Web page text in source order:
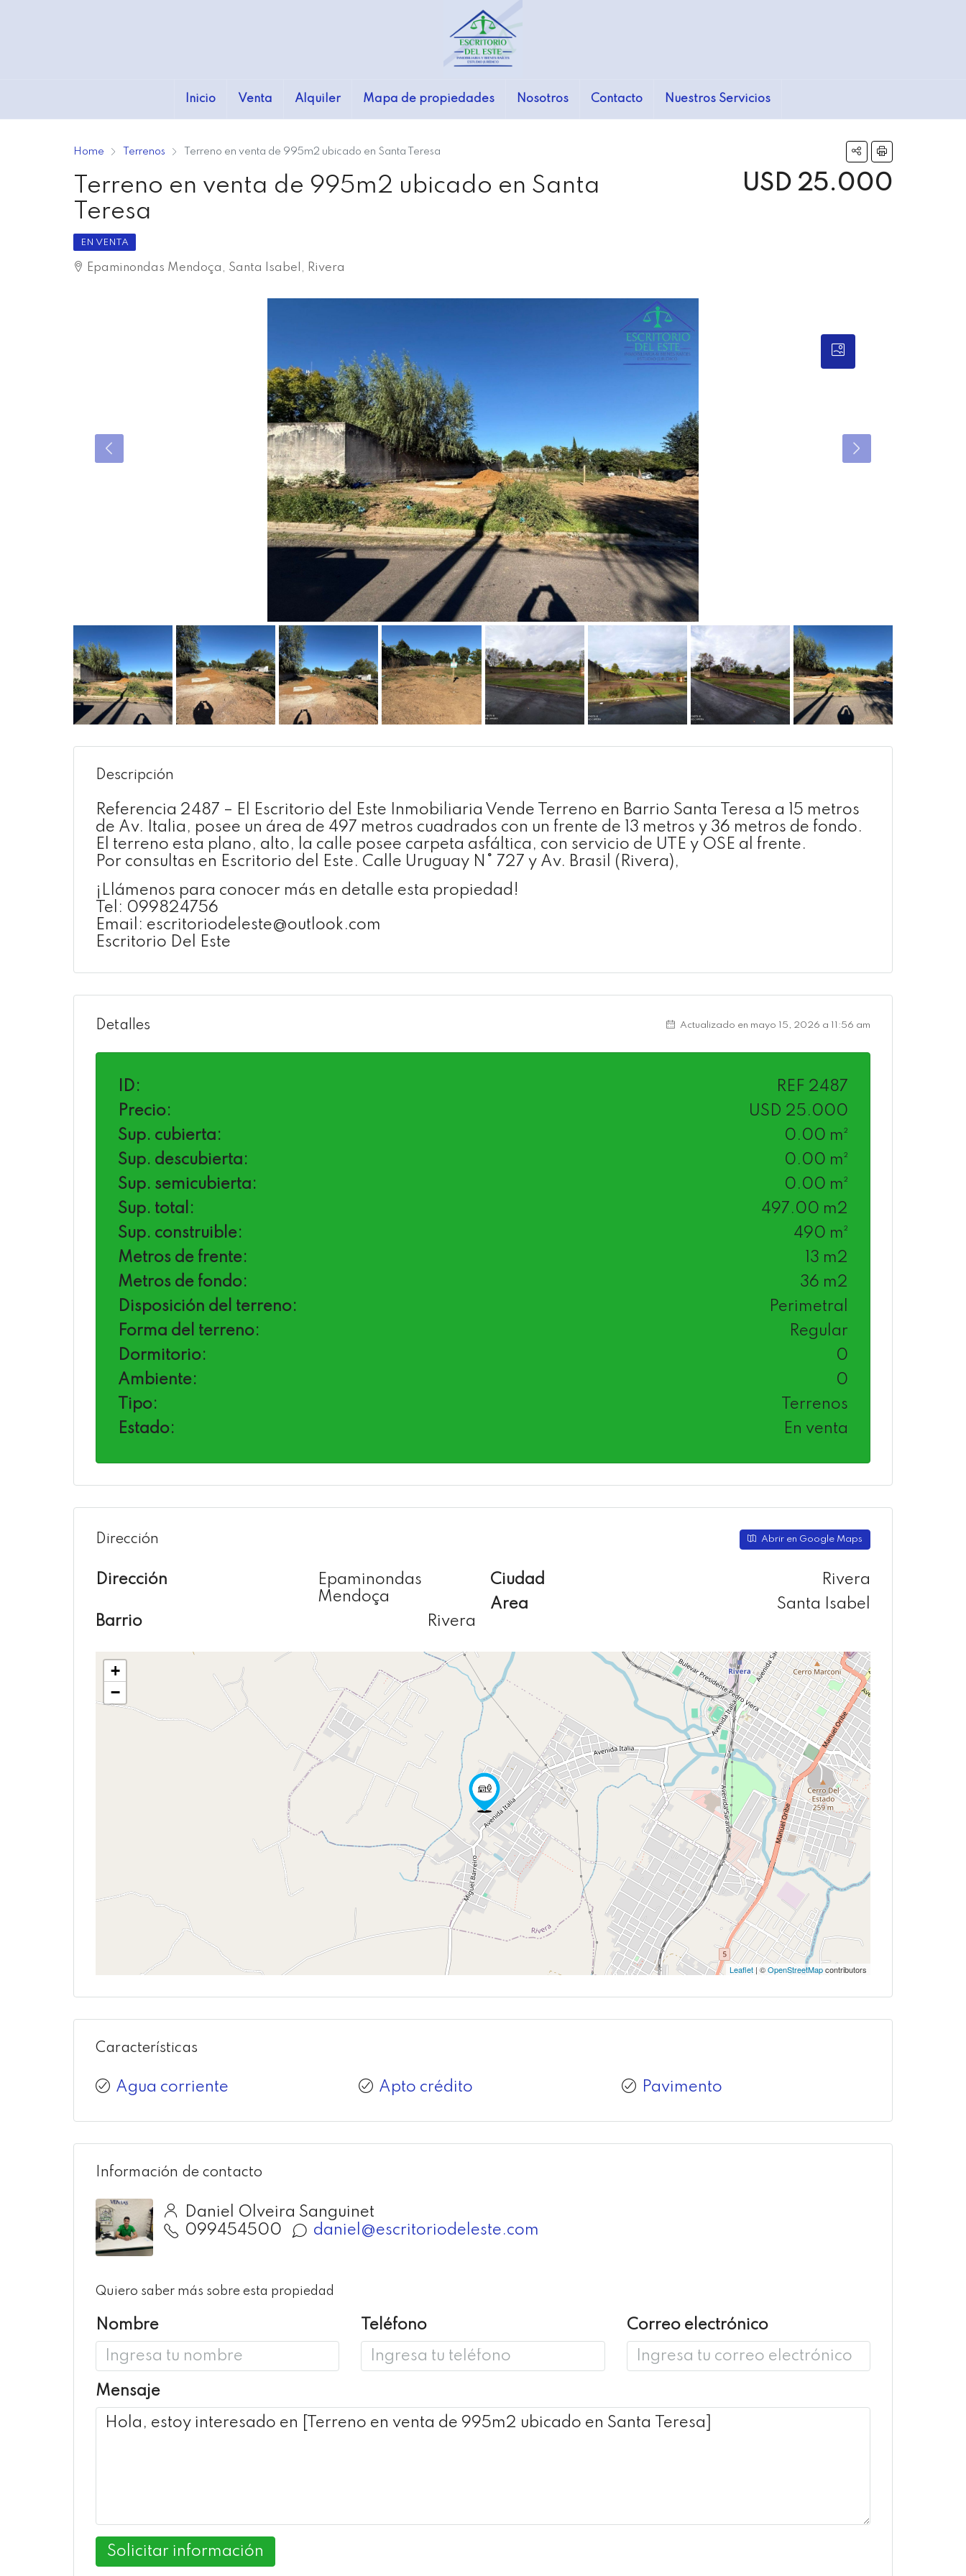
Inicio Venta Alquiler Mapa de propiedades Nosotros Contacto Nuestros Servicios
Home Terrenos Terreno en venta de 995m2 ubicado en Santa Teresa
Terreno en venta de 995m2 ubicado en Santa
Teresa
USD 25.000
EN VENTA
Epaminondas Mendoça, Santa Isabel, Rivera
Descripción
Referencia 2487 – El Escritorio del Este Inmobiliaria Vende Terreno en Barrio Santa Teresa a 15 metros
de Av. Italia, posee un área de 497 metros cuadrados con un frente de 13 metros y 36 metros de fondo.
El terreno esta plano, alto, la calle posee carpeta asfáltica, con servicio de UTE y OSE al frente.
Por consultas en Escritorio del Este. Calle Uruguay N° 727 y Av. Brasil (Rivera),
¡Llámenos para conocer más en detalle esta propiedad!
Tel: 099824756
Email: escritoriodeleste@outlook.com
Escritorio Del Este
Detalles Actualizado en mayo 15, 2026 a 11:56 am
ID:
REF 2487
Precio:
USD 25.000
Sup. cubierta:
0.00 m²
Sup. descubierta:
0.00 m²
Sup. semicubierta:
0.00 m²
Sup. total:
497.00 m2
Sup. construible:
490 m²
Metros de frente:
13 m2
Metros de fondo:
36 m2
Disposición del terreno:
Perimetral
Forma del terreno:
Regular
Dormitorio:
0
Ambiente:
0
Tipo:
Terrenos
Estado:
En venta
Dirección Abrir en Google Maps
Dirección
Epaminondas
Mendoça
Barrio
Rivera
Ciudad
Rivera
Area
Santa Isabel
+
−
Leaflet | ©OpenStreetMapcontributors
Características
Agua corriente Apto crédito Pavimento
Información de contacto
Daniel Olveira Sanguinet
099454500
daniel@escritoriodeleste.com
Quiero saber más sobre esta propiedad
Nombre Teléfono Correo electrónico
Mensaje
Solicitar información